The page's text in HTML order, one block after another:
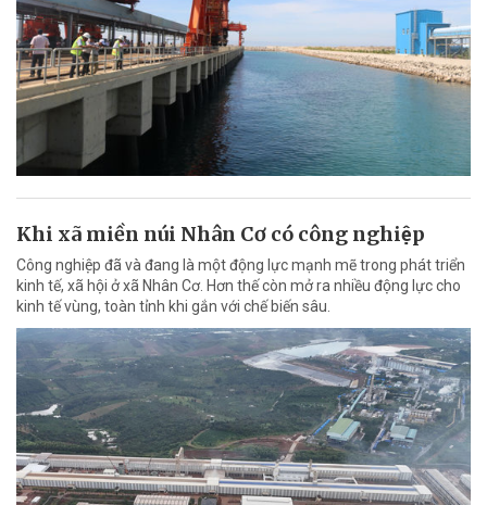
Khi xã miền núi Nhân Cơ có công nghiệp
Công nghiệp đã và đang là một động lực mạnh mẽ trong phát triển
kinh tế, xã hội ở xã Nhân Cơ. Hơn thế còn mở ra nhiều động lực cho
kinh tế vùng, toàn tỉnh khi gắn với chế biến sâu.